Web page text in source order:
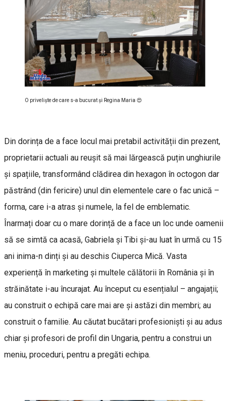
O privelişte de care s-a bucurat şi Regina Maria 😍
Din dorința de a face locul mai pretabil activității din prezent,
proprietarii actuali au reușit să mai lărgească puțin unghiurile
și spațiile, transformând clădirea din hexagon în octogon dar
păstrând (din fericire) unul din elementele care o fac unică –
forma, care i-a atras și numele, la fel de emblematic.
Înarmați doar cu o mare dorință de a face un loc unde oamenii
să se simtă ca acasă, Gabriela și Tibi și-au luat în urmă cu 15
ani inima-n dinți și au deschis Ciuperca Mică. Vasta
experiență în marketing și multele călătorii în România și în
străinătate i-au încurajat. Au început cu esențialul – angajații;
au construit o echipă care mai are și astăzi din membri; au
construit o familie. Au căutat bucătari profesioniști și au adus
chiar și profesori de profil din Ungaria, pentru a construi un
meniu, proceduri, pentru a pregăti echipa.